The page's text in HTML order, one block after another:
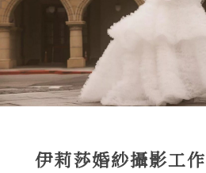
伊莉莎婚紗攝影工